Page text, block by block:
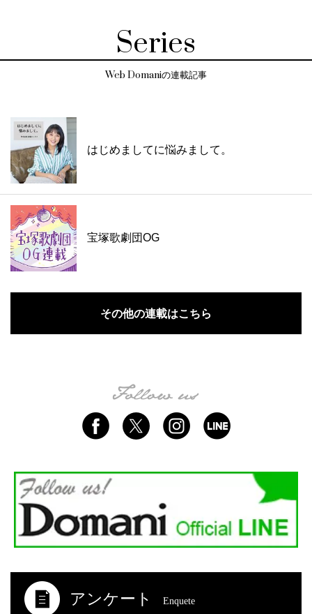
Series
Web Domaniの連載記事
はじめましてに悩みまして。
宝塚歌劇団OG
その他の連載はこちら
アンケート Enquete